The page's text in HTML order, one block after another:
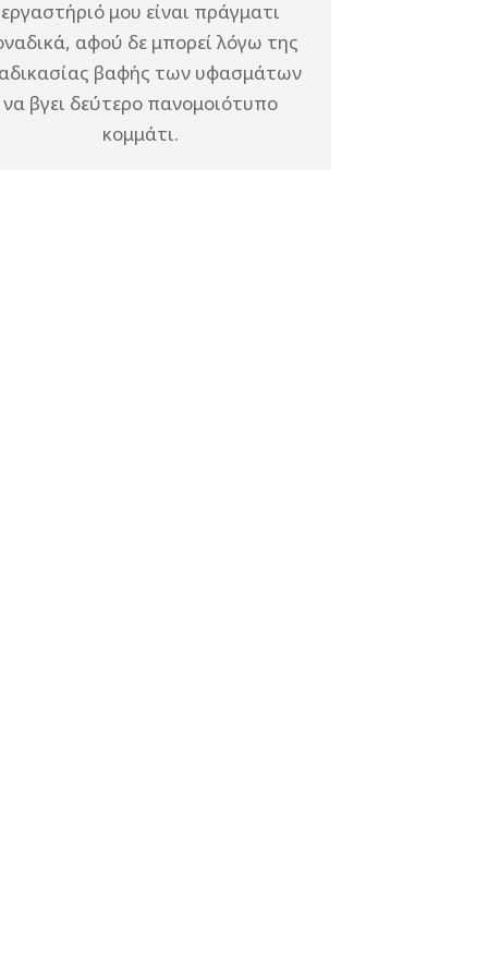
εργαστήριό μου είναι πράγματι
αφού δε μπορεί λόγω της
βαφής των υφασμάτων
να βγει δεύτερο πανομοιότυπο
κομμάτι.